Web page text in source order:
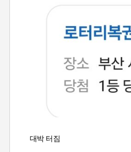
대박 터짐